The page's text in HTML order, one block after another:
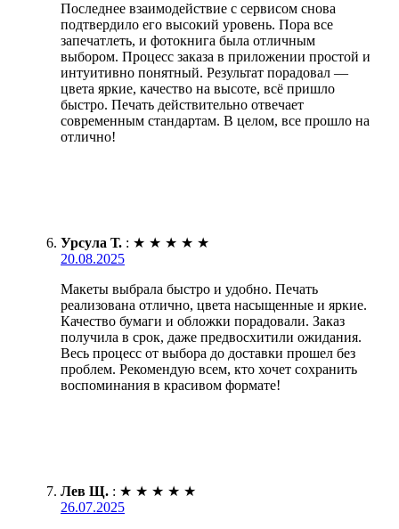
Последнее взаимодействие с сервисом снова
подтвердило его высокий уровень. Пора все
запечатлеть, и фотокнига была отличным
выбором. Процесс заказа в приложении простой и
интуитивно понятный. Результат порадовал —
цвета яркие, качество на высоте, всё пришло
быстро. Печать действительно отвечает
современным стандартам. В целом, все прошло на
отлично!
Урсула Т. : ★ ★ ★ ★ ★
20.08.2025
Макеты выбрала быстро и удобно. Печать
реализована отлично, цвета насыщенные и яркие.
Качество бумаги и обложки порадовали. Заказ
получила в срок, даже предвосхитили ожидания.
Весь процесс от выбора до доставки прошел без
проблем. Рекомендую всем, кто хочет сохранить
воспоминания в красивом формате!
Лев Щ. : ★ ★ ★ ★ ★
26.07.2025